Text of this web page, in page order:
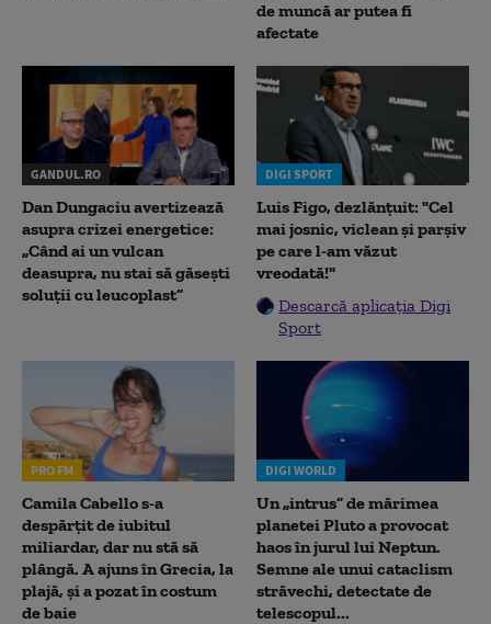
de muncă ar putea fi
afectate
GANDUL.RO
Dan Dungaciu avertizează
asupra crizei energetice:
„Când ai un vulcan
deasupra, nu stai să găsești
soluții cu leucoplast”
DIGI SPORT
Luis Figo, dezlănțuit: "Cel
mai josnic, viclean și parșiv
pe care l-am văzut
vreodată!"
Descarcă aplicația Digi
Sport
PRO FM
Camila Cabello s-a
despărțit de iubitul
miliardar, dar nu stă să
plângă. A ajuns în Grecia, la
plajă, și a pozat în costum
de baie
DIGI WORLD
Un „intrus” de mărimea
planetei Pluto a provocat
haos în jurul lui Neptun.
Semne ale unui cataclism
străvechi, detectate de
telescopul...